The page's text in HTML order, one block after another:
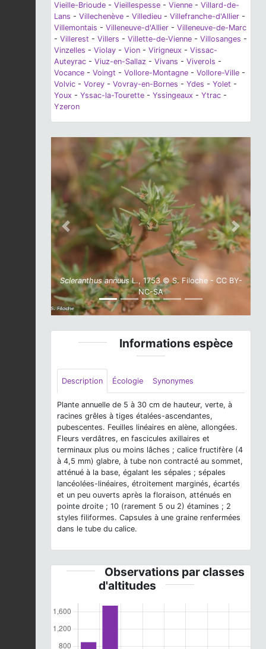
Vieille-Brioude - Vieillespesse - Vienne - Villard-de-
Lans - Villechenève - Villedieu - Villefranche-d'Allier -
Villemontais - Villeneuve-d'Allier - Villeneuve-de-Marc
- Villerest - Villers - Villette-de-Vienne - Villosanges -
Vinzelles - Violay - Vion - Virigneux - Vissac-
Auteyrac - Viuz-en-Sallaz - Vivans - Viverols -
Vocance - Voingt - Vollore-Montagne - Vollore-Ville -
Volvic - Vorey - Vovray-en-Bornes - Ydes - Yolet -
Youx - Yssac-la-Tourette - Yssingeaux - Ytrac -
Yzeron
Scleranthus annuusL., 1753 © S. Filoche - CC BY-
NC-SA
Previous Next
Informations espèce
Description Écologie Synonymes
Plante annuelle de 5 à 30 cm de hauteur, verte, à
racines grêles à tiges étalées-ascendantes,
pubescentes. Feuilles linéaires en alène, allongées.
Fleurs verdâtres, en fascicules axillaires et
terminaux plus ou moins lâches ; calice fructifère (4
à 4,5 mm) glabre, à tube non contracté au sommet,
atténué à la base, égalant les sépales ; sépales
lancéolées-linéaires, étroitement marginés, écartés
et un peu ouverts après la floraison, atténués en
pointe droite ; 10 (rarement 5 ou 2) étamines ; 2
styles filiformes. Capsules à une graine renfermées
dans le tube du calice.
Observations par classes
d'altitudes